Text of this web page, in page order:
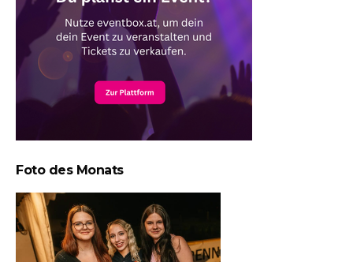
Foto des Monats